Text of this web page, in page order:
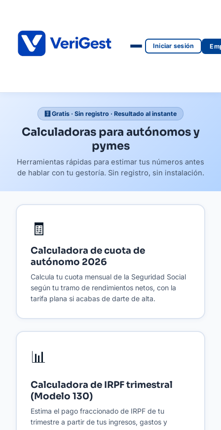
Iniciar sesión
🧮 Gratis · Sin registro · Resultado al instante
Calculadoras para autónomos y
pymes
Herramientas rápidas para estimar tus números antes
de hablar con tu gestoría. Sin registro, sin instalación.
🧾
Calculadora de cuota de
autónomo 2026
Calcula tu cuota mensual de la Seguridad Social
según tu tramo de rendimientos netos, con la
tarifa plana si acabas de darte de alta.
📊
Calculadora de IRPF trimestral
(Modelo 130)
Estima el pago fraccionado de IRPF de tu
trimestre a partir de tus ingresos, gastos y